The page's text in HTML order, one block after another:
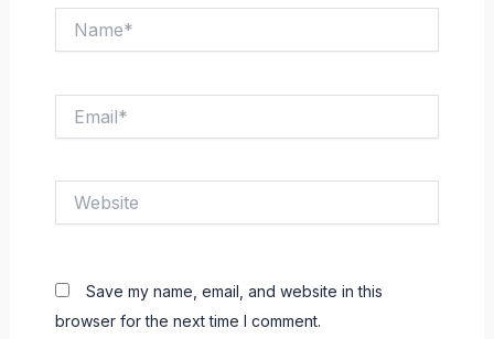
Save my name, email, and website in this
browser for the next time I comment.